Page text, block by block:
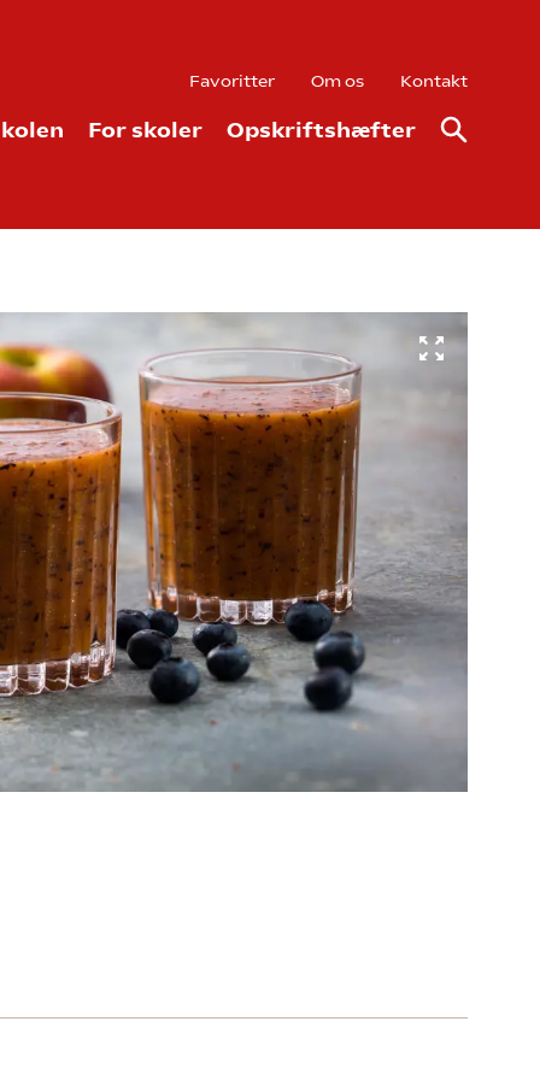
Favoritter Om os Kontakt
For skoler Opskriftshæfter